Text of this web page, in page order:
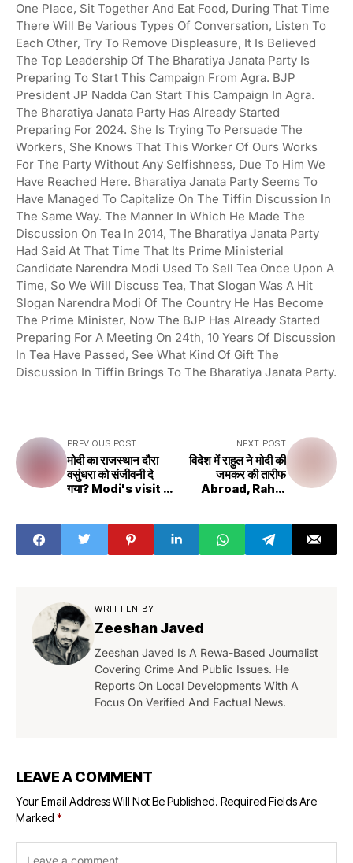
One Place, Sit Together And Eat Food, During That Time
There Will Be Various Types Of Conversation, Listen To
Each Other, Try To Remove Displeasure, It Is Believed
The Top Leadership Of The Bharatiya Janata Party Is
Preparing To Start This Campaign From Agra. BJP
President JP Nadda Can Start This Campaign In Agra.
The Bharatiya Janata Party Has Already Started
Preparing For 2024. She Is Trying To Persuade The
Workers, She Knows That This Worker Of Ours Works
For The Party Without Any Selfishness, Due To Him We
Have Reached Here. Bharatiya Janata Party Seems To
Have Managed To Capitalize On The Tiffin Discussion In
The Same Way. The Manner In Which He Made The
Discussion On Tea In 2014, The Bharatiya Janata Party
Had Said At That Time That Its Prime Ministerial
Candidate Narendra Modi Used To Sell Tea Once Upon A
Time, So We Will Discuss Tea, That Slogan Was A Hit
Slogan Narendra Modi Of The Country He Has Become
The Prime Minister, Now The BJP Has Already Started
Preparing For A Meeting On 24th, 10 Years Of Discussion
In Tea Have Passed, See What Kind Of Gift The
Discussion In Tiffin Brings To The Bharatiya Janata Party.
PREVIOUS POST
मोदी का राजस्थान दौरा
वसुंधरा को संजीवनी दे
गया? Modi's visit to
Vasundhara?
NEXT POST
विदेश में राहुल ने मोदी की
जमकर की तारीफ
Abroad, Rahul
WRITTEN BY
Zeeshan Javed
Zeeshan Javed Is A Rewa-Based Journalist
Covering Crime And Public Issues. He
Reports On Local Developments With A
Focus On Verified And Factual News.
LEAVE A COMMENT
Your Email Address Will Not Be Published. Required Fields Are
Marked *